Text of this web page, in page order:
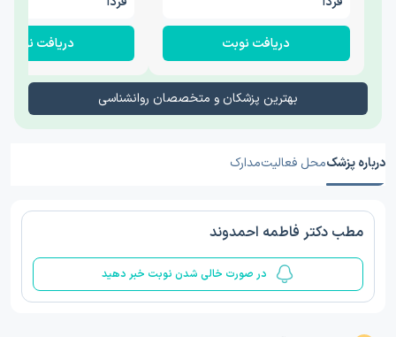
دریافت نوبت دریافت نوبت
بهترین پزشکان و متخصصان روانشناسی
درباره پزشکمحل فعالیتمدارک
مطب دکتر فاطمه احمدوند
در صورت خالی شدن نوبت خبر دهید